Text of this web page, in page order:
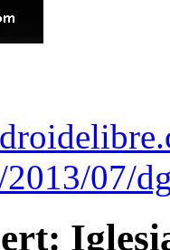
2013/07/